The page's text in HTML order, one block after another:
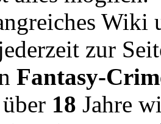
Wiki
zur
Fantasy-
18 Jahre